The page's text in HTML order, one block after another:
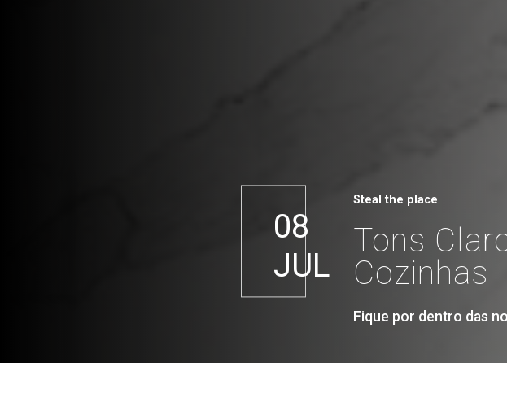
08
JUL
Steal the place
Tons
Cozinhas
Fique por dentro das